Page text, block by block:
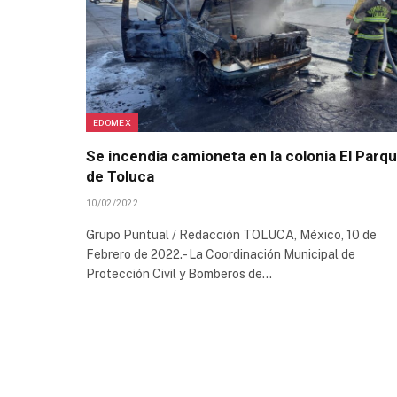
EDOMEX
Se incendia camioneta en la colonia El
de Toluca
10/02/2022
Grupo Puntual / Redacción TOLUCA, México, 10 de
Febrero de 2022.- La Coordinación Municipal de
Protección Civil y Bomberos de…